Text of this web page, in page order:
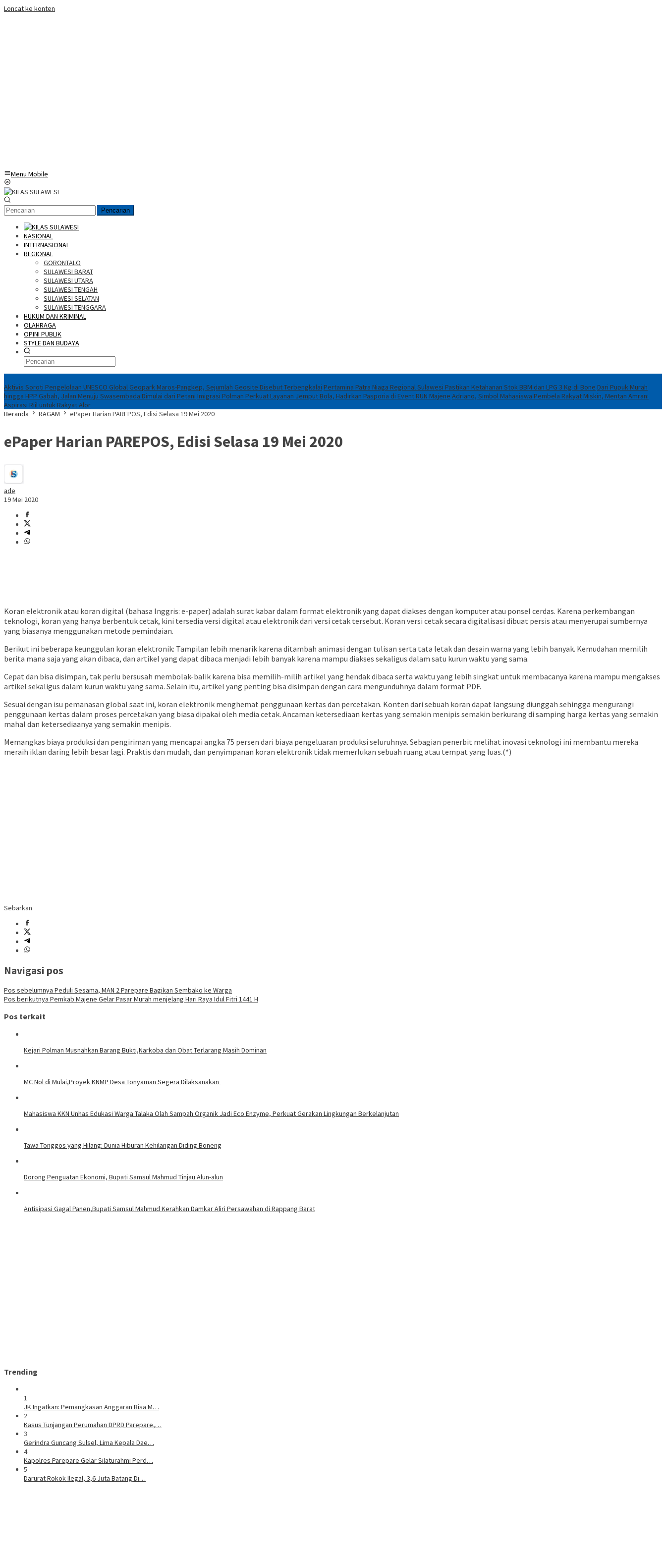
Loncat ke konten
Menu Mobile
Pencarian
NASIONAL
INTERNASIONAL
REGIONAL
GORONTALO
SULAWESI BARAT
SULAWESI UTARA
SULAWESI TENGAH
SULAWESI SELATAN
SULAWESI TENGGARA
HUKUM DAN KRIMINAL
OLAHRAGA
OPINI PUBLIK
STYLE DAN BUDAYA
Aktivis Soroti Pengelolaan UNESCO Global Geopark Maros-Pangkep, Sejumlah Geosite Disebut Terbengkalai Pertamina Patra Niaga Regional Sulawesi Pastikan Ketahanan Stok BBM dan LPG 3 Kg di Bone Dari Pupuk Murah
hingga HPP Gabah, Jalan Menuju Swasembada Dimulai dari Petani Imigrasi Polman Perkuat Layanan Jemput Bola, Hadirkan Pasporia di Event RUN Majene Adriano, Simbol Mahasiswa Pembela Rakyat Miskin, Mentan Amran:
Aspirasi Riil untuk Rakyat Alor
Beranda
RAGAM ePaper Harian PAREPOS, Edisi Selasa 19 Mei 2020
ePaper Harian PAREPOS, Edisi Selasa 19 Mei 2020
ade
19 Mei 2020
Koran elektronik atau koran digital (bahasa Inggris: e-paper) adalah surat kabar dalam format elektronik yang dapat diakses dengan komputer atau ponsel cerdas. Karena perkembangan
teknologi, koran yang hanya berbentuk cetak, kini tersedia versi digital atau elektronik dari versi cetak tersebut. Koran versi cetak secara digitalisasi dibuat persis atau menyerupai sumbernya
yang biasanya menggunakan metode pemindaian.
Berikut ini beberapa keunggulan koran elektronik: Tampilan lebih menarik karena ditambah animasi dengan tulisan serta tata letak dan desain warna yang lebih banyak. Kemudahan memilih
berita mana saja yang akan dibaca, dan artikel yang dapat dibaca menjadi lebih banyak karena mampu diakses sekaligus dalam satu kurun waktu yang sama.
Cepat dan bisa disimpan, tak perlu bersusah membolak-balik karena bisa memilih-milih artikel yang hendak dibaca serta waktu yang lebih singkat untuk membacanya karena mampu mengakses
artikel sekaligus dalam kurun waktu yang sama. Selain itu, artikel yang penting bisa disimpan dengan cara mengunduhnya dalam format PDF.
Sesuai dengan isu pemanasan global saat ini, koran elektronik menghemat penggunaan kertas dan percetakan. Konten dari sebuah koran dapat langsung diunggah sehingga mengurangi
penggunaan kertas dalam proses percetakan yang biasa dipakai oleh media cetak. Ancaman ketersediaan kertas yang semakin menipis semakin berkurang di samping harga kertas yang semakin
mahal dan ketersediaanya yang semakin menipis.
Memangkas biaya produksi dan pengiriman yang mencapai angka 75 persen dari biaya pengeluaran produksi seluruhnya. Sebagian penerbit melihat inovasi teknologi ini membantu mereka
meraih iklan daring lebih besar lagi. Praktis dan mudah, dan penyimpanan koran elektronik tidak memerlukan sebuah ruang atau tempat yang luas.(*)
Sebarkan
Navigasi pos
Pos sebelumnya Peduli Sesama, MAN 2 Parepare Bagikan Sembako ke Warga
Pos berikutnya Pemkab Majene Gelar Pasar Murah menjelang Hari Raya Idul Fitri 1441 H
Pos terkait
Kejari Polman Musnahkan Barang Bukti,Narkoba dan Obat Terlarang Masih Dominan
MC Nol di Mulai,Proyek KNMP Desa Tonyaman Segera Dilaksanakan
Mahasiswa KKN Unhas Edukasi Warga Talaka Olah Sampah Organik Jadi Eco Enzyme, Perkuat Gerakan Lingkungan Berkelanjutan
Tawa Tonggos yang Hilang: Dunia Hiburan Kehilangan Diding Boneng
Dorong Penguatan Ekonomi, Bupati Samsul Mahmud Tinjau Alun-alun
Antisipasi Gagal Panen,Bupati Samsul Mahmud Kerahkan Damkar Aliri Persawahan di Rappang Barat
Trending
1
JK Ingatkan: Pemangkasan Anggaran Bisa M…
2
Kasus Tunjangan Perumahan DPRD Parepare,…
3
Gerindra Guncang Sulsel, Lima Kepala Dae…
4
Kapolres Parepare Gelar Silaturahmi Perd…
5
Darurat Rokok Ilegal, 3,6 Juta Batang Di…